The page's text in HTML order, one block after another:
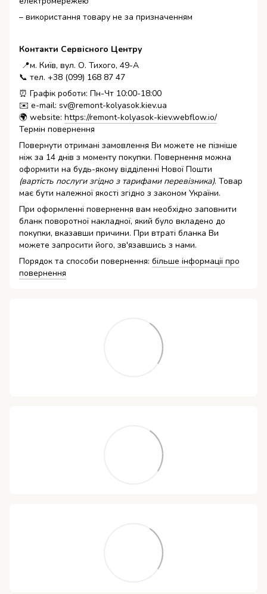
– використання товару не за призначенням
Контакти Сервісного Центру
📍м. Київ, вул. О. Тихого, 49-А
📞 тел. +38 (099) 168 87 47
⏰ Графік роботи: Пн-Чт 10:00-18:00
✉️ e-mail: sv@remont-kolyasok.kiev.ua
🌍 website: https://remont-kolyasok-kiev.webflow.io/
Термін повернення
Повернути отримані замовлення Ви можете не пізніше
ніж за 14 днів з моменту покупки. Повернення можна
оформити на будь-якому відділенні Нової Пошти
(вартість послуги згідно з тарифами перевізника). Товар
має бути належної якості згідно з законом України.
При оформленні повернення вам необхідно заповнити
бланк поворотної накладної, який було вкладено до
покупки, вказавши причини. При втраті бланка Ви
можете запросити його, зв'язавшись з нами.
Порядок та способи повернення: більше інформаціі про
повернення